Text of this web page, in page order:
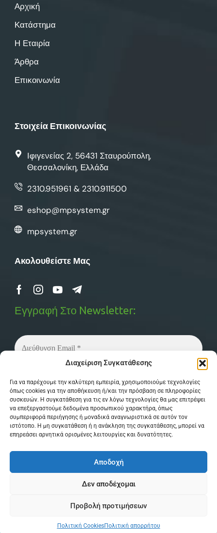
Διαχείριση Συγκατάθεσης
Για να παρέχουμε την καλύτερη εμπειρία, χρησιμοποιούμε τεχνολογίες
όπως cookies για την αποθήκευση ή/και την πρόσβαση σε πληροφορίες
συσκευών. Η συγκατάθεση για τις εν λόγω τεχνολογίες θα μας επιτρέψει
να επεξεργαστούμε δεδομένα προσωπικού χαρακτήρα, όπως
συμπεριφορά περιήγησης ή μοναδικά αναγνωριστικά σε αυτόν τον
ιστότοπο. Η μη συγκατάθεση ή η ανάκληση της συγκατάθεσης, μπορεί να
επηρεάσει αρνητικά ορισμένες λειτουργίες και δυνατότητες.
Αποδοχή
Δεν αποδέχομαι
Προβολή προτιμήσεων
Πολιτική CookiesΠολιτική απορρήτου
Αρχική
Κατάστημα
Η Εταιρία
Άρθρα
Επικοινωνία
Στοιχεία Επικοινωνίας
Ιφιγενείας 2, 56431 Σταυρούπολη,
Θεσσαλονίκη, Ελλάδα
2310.951961 & 2310.911500
eshop@mpsystem.gr
mpsystem.gr
Ακολουθείστε Μας
Εγγραφή Στο Newsletter:
απορρήτου μας για περισσότερες λεπτομέρειες.
Reserved . Powered byitXproject
Όροι & Προϋποθέσεις
Πολιτική Απορρήτου